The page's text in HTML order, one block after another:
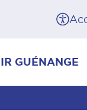
GUÉNANGE